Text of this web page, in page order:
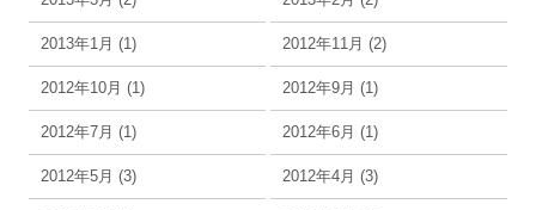
2013年1月 (1) 2012年11月 (2)
2012年10月 (1) 2012年9月 (1)
2012年7月 (1) 2012年6月 (1)
2012年5月 (3) 2012年4月 (3)